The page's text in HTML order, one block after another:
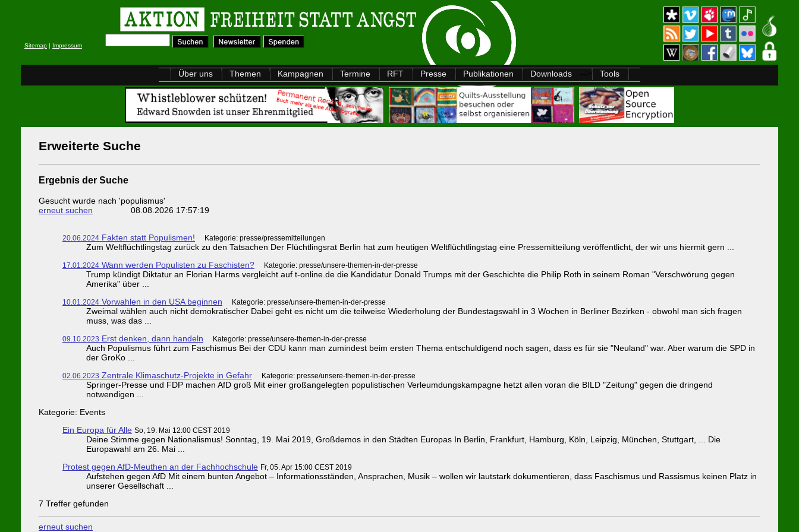
Sitemap | Impressum
Über uns Themen Kampagnen Termine RFT Presse Publikationen Downloads Tools
Erweiterte Suche
Ergebnis der Suche
Gesucht wurde nach 'populismus'
erneut suchen 08.08.2026 17:57:19
20.06.2024 Fakten statt Populismen! Kategorie: presse/pressemitteilungen
Zum Weltflüchtlingstag zurück zu den Tatsachen Der Flüchtlingsrat Berlin hat zum heutigen Weltflüchtlingstag eine Pressemitteilung veröffentlicht, der wir uns hiermit gern ...
17.01.2024 Wann werden Populisten zu Faschisten? Kategorie: presse/unsere-themen-in-der-presse
Trump kündigt Diktatur an Florian Harms vergleicht auf t-online.de die Kandidatur Donald Trumps mit der Geschichte die Philip Roth in seinem Roman "Verschwörung gegen
Amerika" über ...
10.01.2024 Vorwahlen in den USA beginnen Kategorie: presse/unsere-themen-in-der-presse
Zweimal wählen auch nicht demokratischer Dabei geht es nicht um die teilweise Wiederholung der Bundestagswahl in 3 Wochen in Berliner Bezirken - obwohl man sich fragen
muss, was das ...
09.10.2023 Erst denken, dann handeln Kategorie: presse/unsere-themen-in-der-presse
Auch Populismus führt zum Faschismus Bei der CDU kann man zumindest beim ersten Thema entschuldigend noch sagen, dass es für sie "Neuland" war. Aber warum die SPD in
der GroKo ...
02.06.2023 Zentrale Klimaschutz-Projekte in Gefahr Kategorie: presse/unsere-themen-in-der-presse
Springer-Presse und FDP machen AfD groß Mit einer großangelegten populistischen Verleumdungskampagne hetzt allen voran die BILD "Zeitung" gegen die dringend
notwendigen ...
Kategorie: Events
Ein Europa für Alle So, 19. Mai 12:00 CEST 2019
Deine Stimme gegen Nationalismus! Sonntag, 19. Mai 2019, Großdemos in den Städten Europas In Berlin, Frankfurt, Hamburg, Köln, Leipzig, München, Stuttgart, ... Die
Europawahl am 26. Mai ...
Protest gegen AfD-Meuthen an der Fachhochschule Fr, 05. Apr 15:00 CEST 2019
Aufstehen gegen AfD Mit einem bunten Angebot – Informationsständen, Ansprachen, Musik – wollen wir lautstark dokumentieren, dass Faschismus und Rassismus keinen Platz in
unserer Gesellschaft ...
7 Treffer gefunden
erneut suchen